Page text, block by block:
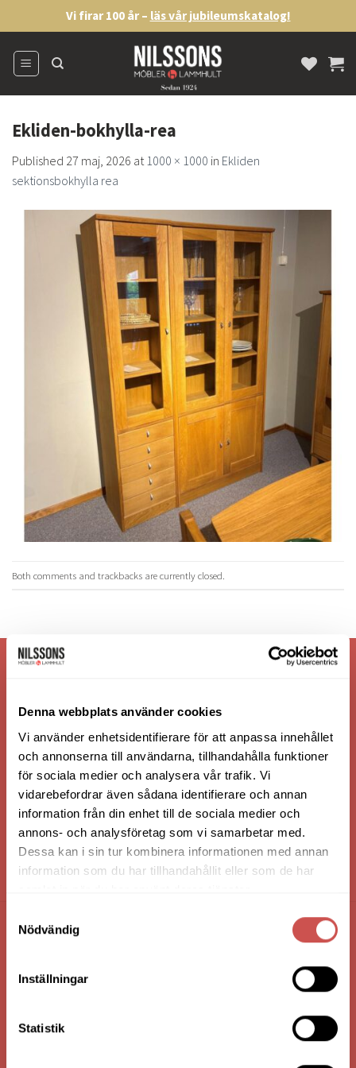
Denna webbplats använder cookies
Vi använder enhetsidentifierare för att anpassa innehållet
och annonserna till användarna, tillhandahålla funktioner
för sociala medier och analysera vår trafik. Vi
vidarebefordrar även sådana identifierare och annan
information från din enhet till de sociala medier och
annons- och analysföretag som vi samarbetar med.
Dessa kan i sin tur kombinera informationen med annan
information som du har tillhandahållit eller som de har
Nödvändig
Inställningar
Statistik
to
content
Vi firar 100 år – läs vår jubileumskatalog!
Ekliden-bokhylla-rea
Published 27 maj, 2026 at1000 × 1000 in Ekliden
sektionsbokhylla rea
Both comments and trackbacks are currently closed.
HANDLA VIA: BUTIK - WEBBSHOP - TELEFON
FÖRETAGSUPPGIFTER
Nilssons Möbler i Lammhult
Org. Nummer: 556062-1780